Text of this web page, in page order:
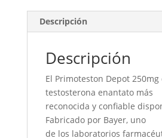
Descripción
Descripción
El Primoteston Depot 250mg
testosterona enantato más
reconocida y confiable
Fabricado por Bayer, uno
de los laboratorios